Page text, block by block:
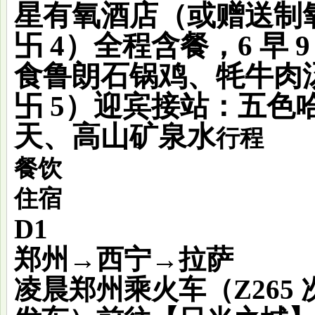
星有氧酒店（或赠送制
卐 4）全程含餐，6 早
食鲁朗石锅鸡、牦牛肉
卐 5）迎宾接站：五色
天、高山矿泉水行程
餐饮
住宿
D1
郑州→西宁→拉萨
凌晨郑州乘火车（Z265